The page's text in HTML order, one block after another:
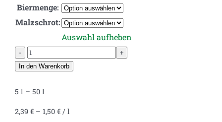
Biermenge:
Malzschrot:
Auswahl aufheben
IPA
Braumischung
–
Klassisch
In den Warenkorb
5 l – 50 l
2,39 € – 1,50 € / l